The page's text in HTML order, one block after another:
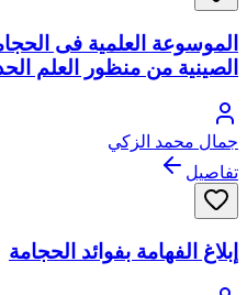
الموسوعة العلمية فى
الصينية من منظور العلم
جمال محمد الزكي
تفاصيل
إبلاغ الفهامة بفوائد الحجامة